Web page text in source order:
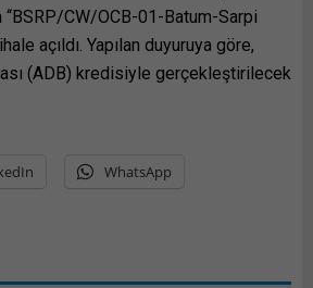
CW/OCB-01-Batum-Sarpi
açıldı. Yapılan duyuruya göre,
(ADB) kredisiyle gerçekleştirilecek
WhatsApp